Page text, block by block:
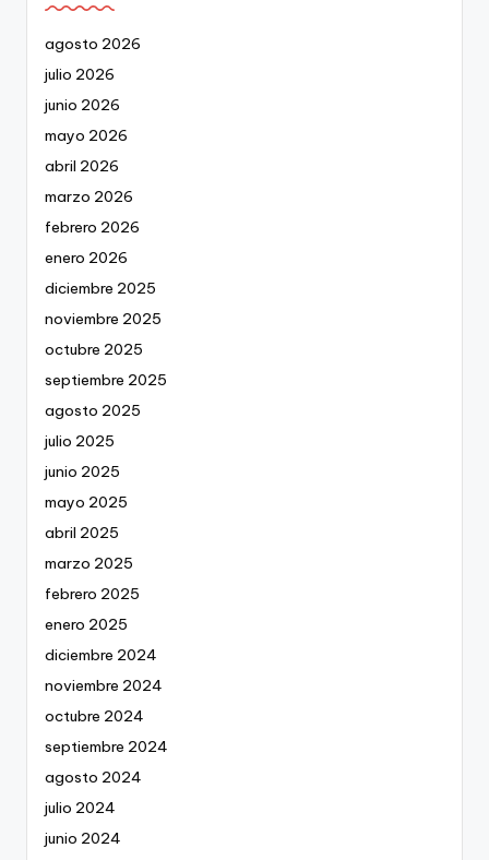
agosto 2026
julio 2026
junio 2026
mayo 2026
abril 2026
marzo 2026
febrero 2026
enero 2026
diciembre 2025
noviembre 2025
octubre 2025
septiembre 2025
agosto 2025
julio 2025
junio 2025
mayo 2025
abril 2025
marzo 2025
febrero 2025
enero 2025
diciembre 2024
noviembre 2024
octubre 2024
septiembre 2024
agosto 2024
julio 2024
junio 2024